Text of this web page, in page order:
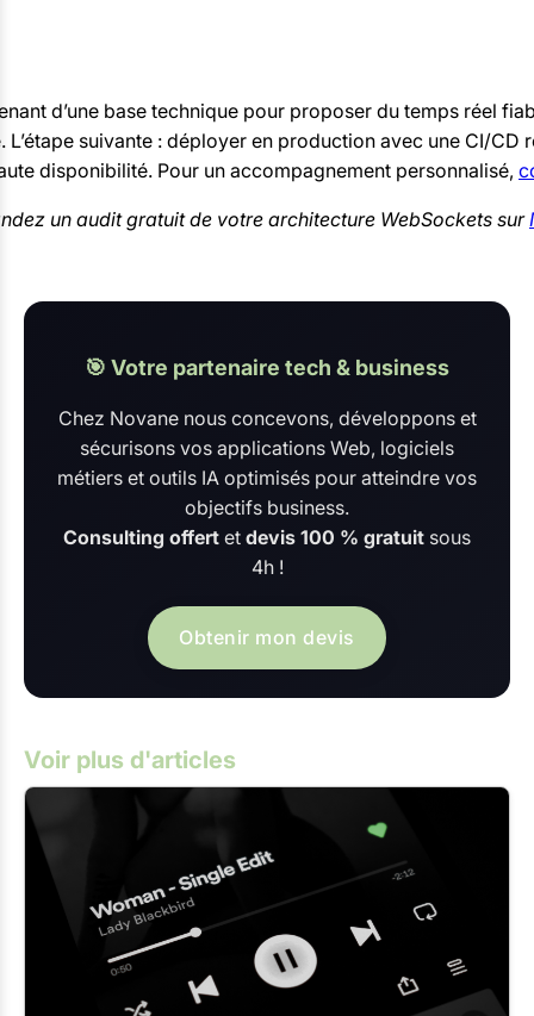
d’une base technique pour proposer du temps réel
L’étape suivante : déployer en production avec une CI/CD
disponibilité. Pour un accompagnement personnalisé,
un audit gratuit de votre architecture WebSockets sur
🎯 Votre partenaire tech & business
Chez Novane nous concevons, développons et
sécurisons vos applications Web, logiciels
métiers et outils IA optimisés pour atteindre vos
objectifs business.
Consulting offert et devis 100 % gratuit sous
4h !
Obtenir mon devis
Voir plus d'articles